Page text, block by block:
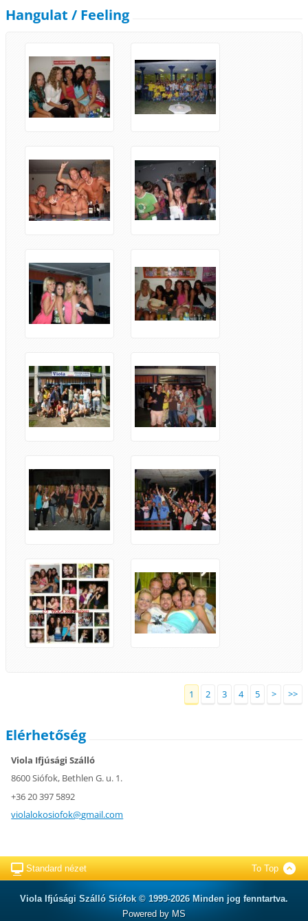
Hangulat / Feeling
1 2 3 4 5 > >>
Elérhetőség
Viola Ifjúsági Szálló
8600 Siófok, Bethlen G. u. 1.
+36 20 397 5892
violalokosiofok@gmail.com
Standard nézet To Top
Viola Ifjúsági Szálló Siófok © 1999-2026 Minden jog fenntartva.
Powered by MS